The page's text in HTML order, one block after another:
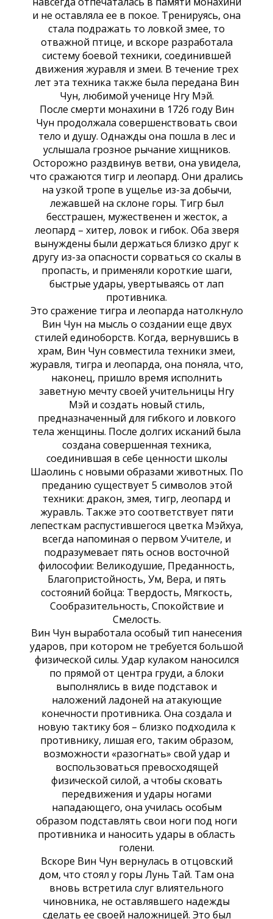
и не оставляла ее в покое. Тренируясь, она
стала подражать то ловкой змее, то
отважной птице, и вскоре разработала
систему боевой техники, соединившей
движения журавля и змеи. В течение трех
лет эта техника также была передана Вин
Чун, любимой ученице Нгу Мэй.
После смерти монахини в 1726 году Вин
Чун продолжала совершенствовать свои
тело и душу. Однажды она пошла в лес и
услышала грозное рычание хищников.
Осторожно раздвинув ветви, она увидела,
что сражаются тигр и леопард. Они дрались
на узкой тропе в ущелье из-за добычи,
лежавшей на склоне горы. Тигр был
бесстрашен, мужественен и жесток, а
леопард – хитер, ловок и гибок. Оба зверя
вынуждены были держаться близко друг к
другу из-за опасности сорваться со скалы в
пропасть, и применяли короткие шаги,
быстрые удары, увертываясь от лап
противника.
Это сражение тигра и леопарда натолкнуло
Вин Чун на мысль о создании еще двух
стилей единоборств. Когда, вернувшись в
храм, Вин Чун совместила техники змеи,
журавля, тигра и леопарда, она поняла, что,
наконец, пришло время исполнить
заветную мечту своей учительницы Нгу
Мэй и создать новый стиль,
предназначенный для гибкого и ловкого
тела женщины. После долгих исканий была
создана совершенная техника,
соединившая в себе ценности школы
Шаолинь с новыми образами животных. По
преданию существует 5 символов этой
техники: дракон, змея, тигр, леопард и
журавль. Также это соответствует пяти
лепесткам распустившегося цветка Мэйхуа,
всегда напоминая о первом Учителе, и
подразумевает пять основ восточной
философии: Великодушие, Преданность,
Благопристойность, Ум, Вера, и пять
состояний бойца: Твердость, Мягкость,
Сообразительность, Спокойствие и
Смелость.
Вин Чун выработала особый тип нанесения
ударов, при котором не требуется большой
физической силы. Удар кулаком наносился
по прямой от центра груди, а блоки
выполнялись в виде подставок и
наложений ладоней на атакующие
конечности противника. Она создала и
новую тактику боя – близко подходила к
противнику, лишая его, таким образом,
возможности «разогнать» свой удар и
воспользоваться превосходящей
физической силой, а чтобы сковать
передвижения и удары ногами
нападающего, она училась особым
образом подставлять свои ноги под ноги
противника и наносить удары в область
голени.
Вскоре Вин Чун вернулась в отцовский
дом, что стоял у горы Лунь Тай. Там она
вновь встретила слуг влиятельного
чиновника, не оставлявшего надежды
сделать ее своей наложницей. Это был